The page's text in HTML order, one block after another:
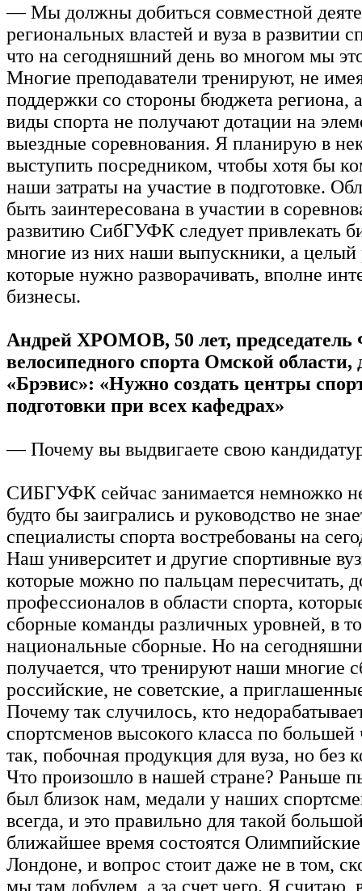
— Мы должны добиться совместной
региональных властей и вуза в развитии
что на сегодняшний день во многом мы
Многие преподаватели тренируют, не
поддержки со стороны бюджета региона,
виды спорта не получают дотации на
выездные соревнования. Я планирую в
выступить посредником, чтобы хотя бы
наши затраты на участие в подготовке.
быть заинтересована в участии в
развитию СибГУФК следует привлекать
многие из них наши выпускники, а целый
которые нужно разворачивать, вполне
бизнесы.
Андрей ХРОМОВ, 50 лет, председатель
велосипедного спорта Омской
«Брэвис»: «Нужно создать центры
подготовки при всех кафедрах»
— Почему вы выдвигаете свою
СИБГУФК сейчас занимается немножко
будто бы заигрались и руководство не
специалисты спорта востребованы на
Наш университет и другие спортивные
которые можно по пальцам пересчитать,
профессионалов в области спорта,
сборные команды различных уровней, в
национальные сборные. Но на
получается, что тренируют наши многие
российские, не советские, а
Почему так случилось, кто
спортсменов высокого класса по
так, побочная продукция для вуза, но без
Что произошло в нашей стране? Раньше
был близок нам, медали у наших
всегда, и это правильно для такой
ближайшее время состоятся
Лондоне, и вопрос стоит даже не в том,
мы там добудем, а за счет чего. Я считаю,